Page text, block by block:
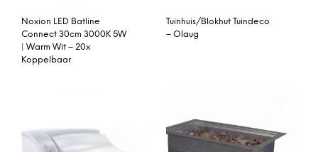
Noxion LED Batline
Connect 30cm 3000K 5W
| Warm Wit – 20x
Koppelbaar
Tuinhuis/Blokhut Tuindeco
– Olaug